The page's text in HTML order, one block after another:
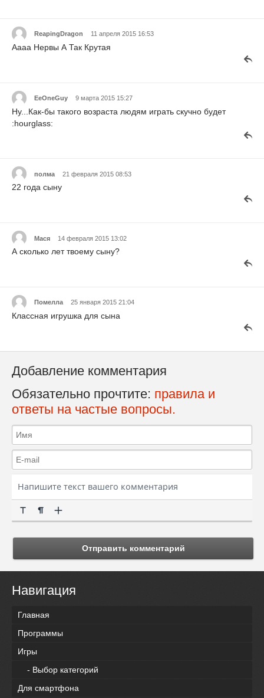
ReapingDragon 11 апреля 2015 16:53
Аааа Нервы А Так Крутая
EeOneGuy 9 марта 2015 15:27
Ну...Как-бы такого возраста людям играть скучно будет
:hourglass:
полма 21 февраля 2015 08:53
22 года сыну
Мася 14 февраля 2015 13:02
А сколько лет твоему сыну?
Помелла 25 января 2015 21:04
Классная игрушка для сына
Добавление комментария
Обязательно прочтите: правила и
ответы на частые вопросы.
Отправить комментарий
Навигация
Главная
Программы
Игры
- Выбор категорий
Для смартфона